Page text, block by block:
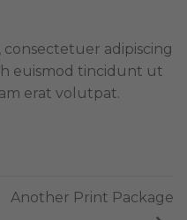
adipiscing
euismod tincidunt ut
erat volutpat.
Another Print Package